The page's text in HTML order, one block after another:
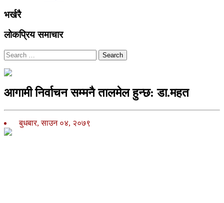
भर्खरै
लोकप्रिय समाचार
Search
आगामी निर्वाचन सम्मनै तालमेल हुन्छ: डा.महत
बुधबार, साउन ०४, २०७९